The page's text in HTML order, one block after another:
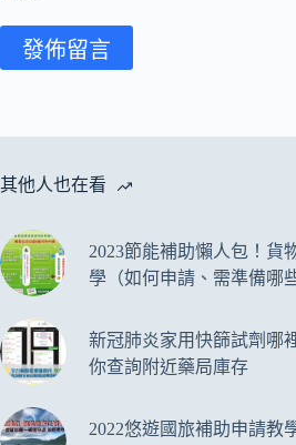
發佈留言
其他人也在看
2023節能補助懶人包！貨
學（如何申請、需準備哪
新冠肺炎家用快篩試劑哪
你查詢附近藥局庫存
2022悠遊國旅補助申請教